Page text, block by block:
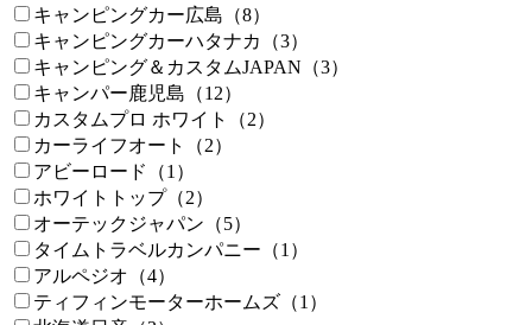
キャンピングカー広島（8）
キャンピングカーハタナカ（3）
キャンピング＆カスタムJAPAN（3）
キャンパー鹿児島（12）
カスタムプロ ホワイト（2）
カーライフオート（2）
アビーロード（1）
ホワイトトップ（2）
オーテックジャパン（5）
タイムトラベルカンパニー（1）
アルペジオ（4）
ティフィンモーターホームズ（1）